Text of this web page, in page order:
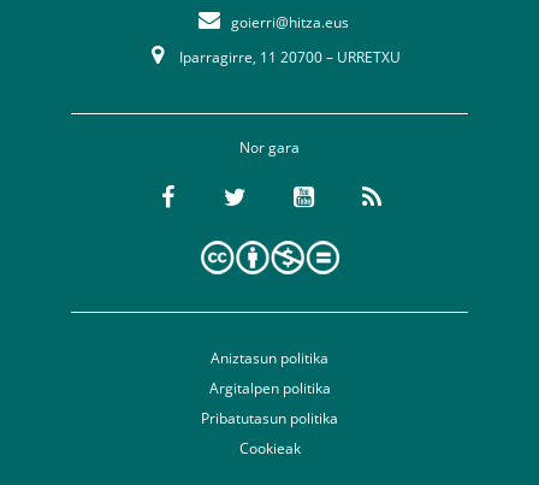
goierri@hitza.eus
Iparragirre, 11 20700 – URRETXU
Nor gara
Aniztasun politika
Argitalpen politika
Pribatutasun politika
Cookieak